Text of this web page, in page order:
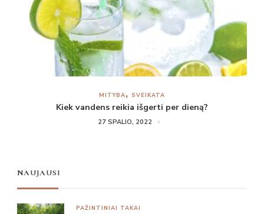
MITYBA SVEIKATA
Kiek vandens reikia išgerti per dieną?
27 SPALIO, 2022
NAUJAUSI
PAŽINTINIAI TAKAI